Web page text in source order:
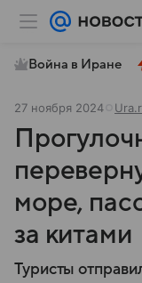
Война в Иране
27 ноября 2024
море,
за китами
Туристы